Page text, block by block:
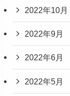
2022年10月
2022年9月
2022年6月
2022年5月